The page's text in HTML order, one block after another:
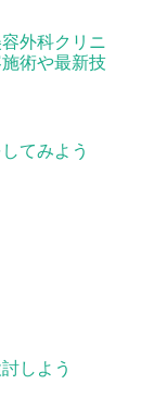
外科クリニ
術や最新技
てみよう
しよう